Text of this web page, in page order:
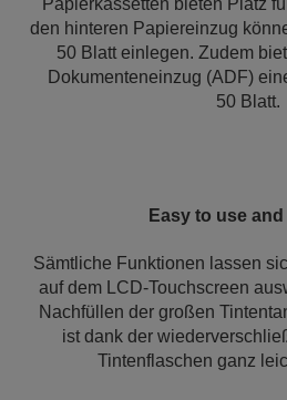
Papierkassetten bieten Platz
den hinteren Papiereinzug
50 Blatt einlegen. Zudem
Dokumenteneinzug (ADF)
50 Blatt.
Easy to use
Sämtliche Funktionen lassen
auf dem LCD-Touchscreen
Nachfüllen der großen
ist dank der
Tintenflaschen ganz